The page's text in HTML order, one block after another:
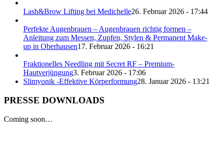
Lash&Brow Lifting bei Medichelle26. Februar 2026 - 17:44
Perfekte Augenbrauen – Augenbrauen richtig formen –
Anleitung zum Messen, Zupfen, Stylen & Permanent Make-
up in Oberhausen17. Februar 2026 - 16:21
Fraktionelles Needling mit Secret RF – Premium-
Hautverjüngung3. Februar 2026 - 17:06
Slimyonik -Effektive Körperformung28. Januar 2026 - 13:21
PRESSE DOWNLOADS
Coming soon…